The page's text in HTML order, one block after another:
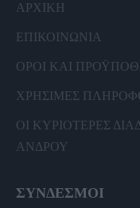
ΑΡΧΙΚΗ
ΕΠΙΚΟΙΝΩΝΙΑ
ΟΡΟΙ ΚΑΙ
ΧΡΗΣΙΜΕΣ
ΟΙ ΚΥΡΙΟΤΕΡΕΣ
ΑΝΔΡΟΥ
ΣΥΝΔΕΣΜΟΙ